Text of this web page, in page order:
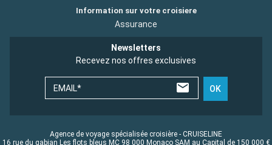
Information sur votre croisiere
Assurance
Newsletters
Recevez nos offres exclusives
EMAIL* OK
Agence de voyage spécialisée croisière - CRUISELINE
16 rue du gabian Les flots bleus MC 98 000 Monaco SAM au Capital de 150 000 €